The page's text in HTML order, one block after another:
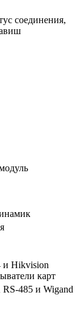
соединения,
и Hikvision
карт
485 и Wigand